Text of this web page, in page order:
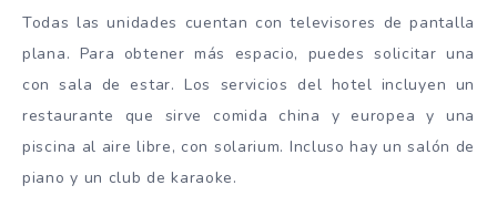
Todas las unidades cuentan con televisores de pantalla
plana. Para obtener más espacio, puedes solicitar una
con sala de estar. Los servicios del hotel incluyen un
restaurante que sirve comida china y europea y una
piscina al aire libre, con solarium. Incluso hay un salón de
piano y un club de karaoke.